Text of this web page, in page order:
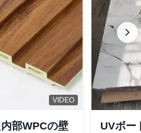
VIDEO
部WPCの壁
UVボー